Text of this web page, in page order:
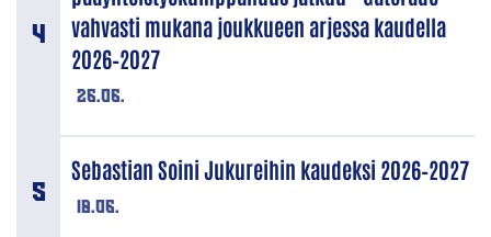
26.06.
vahvasti mukana joukkueen arjessa kaudella
2026–2027
18.06.
Sebastian Soini Jukureihin kaudeksi 2026–2027